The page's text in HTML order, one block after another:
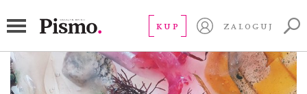
KUP ZALOGUJ
Zakopiański Festiwal Literacki